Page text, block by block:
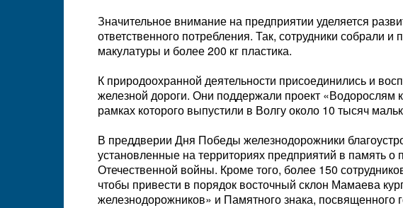
Значительное внимание на предприятии уделяется
ответственного потребления. Так, сотрудники собрали
макулатуры и более 200 кг пластика.
К природоохранной деятельности присоединились и
железной дороги. Они поддержали проект
рамках которого выпустили в Волгу около 10 тысяч
В преддверии Дня Победы железнодорожники
установленные на территориях предприятий в память о
Отечественной войны. Кроме того, более 150
чтобы привести в порядок восточный склон Мамаева
железнодорожников» и Памятного знака, посвященного